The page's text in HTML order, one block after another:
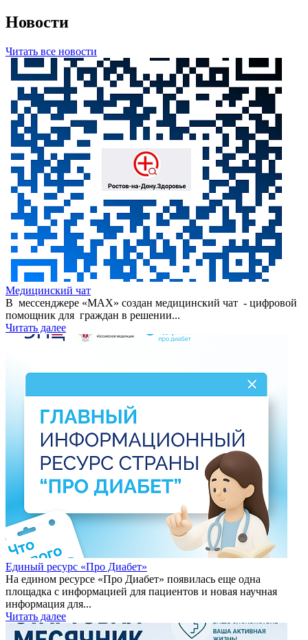
Новости
Читать все новости
Медицинский чат
В мессенджере «МАХ» создан медицинский чат - цифровой
помощник для граждан в решении...
Читать далее
Единый ресурс «Про Диабет»
На едином ресурсе «Про Диабет» появилась еще одна
площадка с информацией для пациентов и новая научная
информация для...
Читать далее